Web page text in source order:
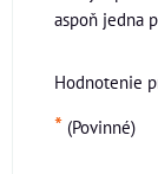
aspoň jedna
Hodnotenie
* (Povinné)